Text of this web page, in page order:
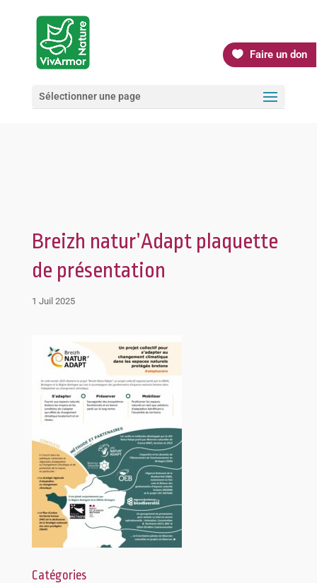
Faire un don
Sélectionner une page
Breizh natur’Adapt plaquette
de présentation
1 Juil 2025
Catégories